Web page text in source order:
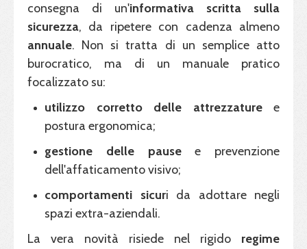
consegna di un'informativa scritta sulla
sicurezza, da ripetere con cadenza almeno
annuale. Non si tratta di un semplice atto
burocratico, ma di un manuale pratico
focalizzato su:
utilizzo corretto delle attrezzaturee
postura ergonomica;
gestione delle pausee prevenzione
dell'affaticamento visivo;
comportamenti sicuri da adottare negli
spazi extra-aziendali.
La vera novità risiede nel rigido regime